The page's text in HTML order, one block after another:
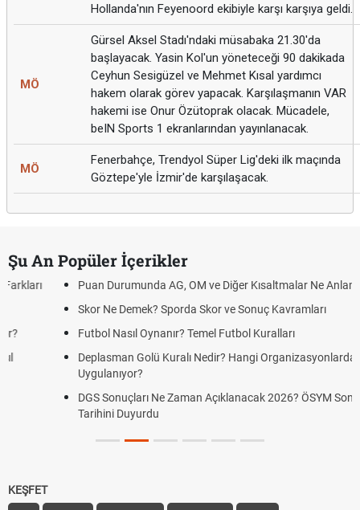
Hollanda'nın Feyenoord ekibiyle karşı karşıya geldi.
MÖ
Gürsel Aksel Stadı'ndaki müsabaka 21.30'da
başlayacak. Yasin Kol'un yöneteceği 90 dakikada
Ceyhun Sesigüzel ve Mehmet Kısal yardımcı
hakem olarak görev yapacak. Karşılaşmanın VAR
hakemi ise Onur Özütoprak olacak. Mücadele,
beIN Sports 1 ekranlarından yayınlanacak.
MÖ
Fenerbahçe, Trendyol Süper Lig'deki ilk maçında
Göztepe'yle İzmir'de karşılaşacak.
Şu An Popüler İçerikler
Puan Durumunda AG, OM ve Diğer Kısaltmalar Ne Anlama Gelir?
Skor Ne Demek? Sporda Skor ve Sonuç Kavramları
Futbol Nasıl Oynanır? Temel Futbol Kuralları
Deplasman Golü Kuralı Nedir? Hangi Organizasyonlarda
Uygulanıyor?
DGS Sonuçları Ne Zaman Açıklanacak 2026? ÖSYM Sonuç
Tarihini Duyurdu
KEŞFET